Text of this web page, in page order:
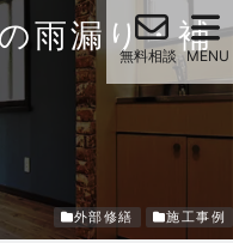
外部修繕 施工事例
雨漏り・補